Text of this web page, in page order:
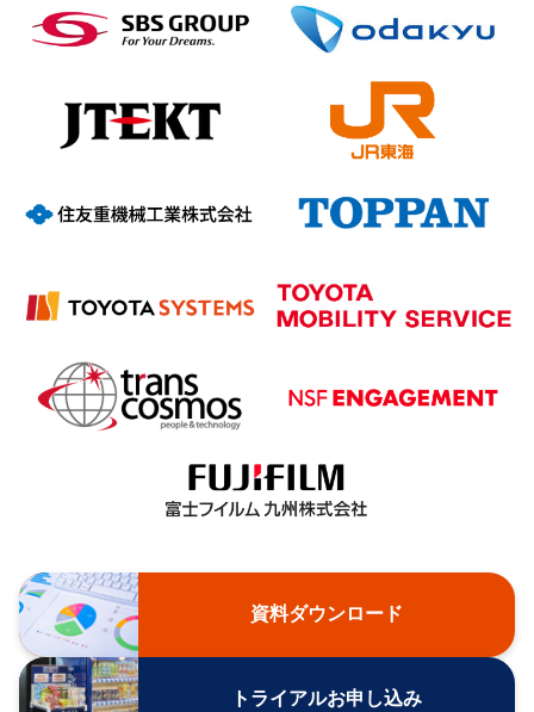
資料ダウンロード
トライアルお申し込み